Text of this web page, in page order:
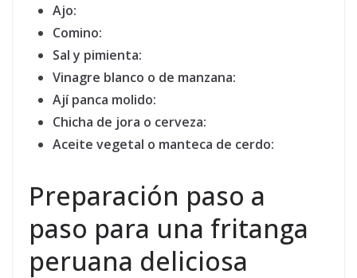
Ajo:
Comino:
Sal y pimienta:
Vinagre blanco o de manzana:
Ají panca molido:
Chicha de jora o cerveza:
Aceite vegetal o manteca de cerdo:
Preparación paso a
paso para una fritanga
peruana deliciosa